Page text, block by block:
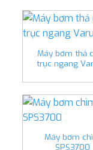
Máy bơm thả
trục ngang
Máy bơm
SPS3700